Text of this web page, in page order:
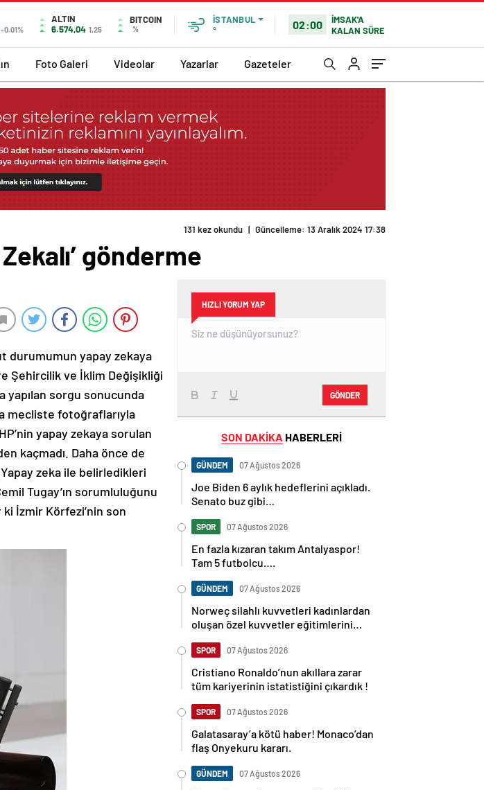
-0.01%
ALTIN
6.574,04 1,25
BITCOIN
%
İSTANBUL
°
02:00
İMSAK'A
KALAN SÜRE
Foto Galeri Videolar Yazarlar Gazeteler
131 kez okundu | Güncelleme: 13 Aralık 2024 17:38
gönderme
durumumun yapay zekaya
Şehircilik ve İklim Değişikliği
yapılan sorgu sonucunda
mecliste fotoğraflarıyla
yapay zekaya sorulan
kaçmadı. Daha önce de
zeka ile belirledikleri
Tugay’ın sorumluluğunu
İzmir Körfezi’nin son
HIZLI YORUM YAP
GÖNDER
SON DAKİKA HABERLERİ
GÜNDEM 07 Ağustos 2026
Joe Biden 6 aylık hedeflerini açıkladı.
Senato buz gibi…
SPOR 07 Ağustos 2026
En fazla kızaran takım Antalyaspor!
Tam 5 futbolcu….
GÜNDEM 07 Ağustos 2026
Norweç silahlı kuvvetleri kadınlardan
oluşan özel kuvvetler eğitimlerini
SPOR 07 Ağustos 2026
Cristiano Ronaldo’nun akıllara zarar
tüm kariyerinin istatistiğini çıkardık !
SPOR 07 Ağustos 2026
Galatasaray’a kötü haber! Monaco’dan
flaş Onyekuru kararı.
GÜNDEM 07 Ağustos 2026